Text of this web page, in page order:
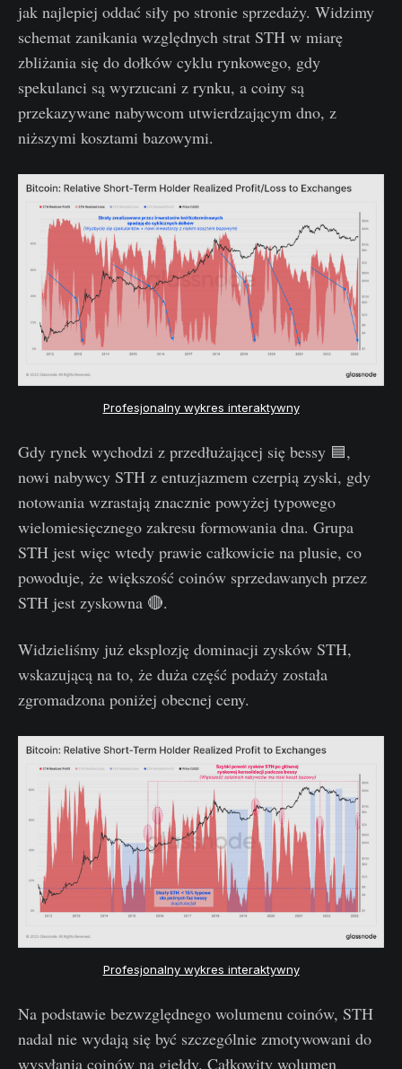
jak najlepiej oddać siły po stronie sprzedaży. Widzimy
schemat zanikania względnych strat STH w miarę
zbliżania się do dołków cyklu rynkowego, gdy
spekulanci są wyrzucani z rynku, a coiny są
przekazywane nabywcom utwierdzającym dno, z
niższymi kosztami bazowymi.
Profesjonalny wykres interaktywny
Gdy rynek wychodzi z przedłużającej się bessy 🟦,
nowi nabywcy STH z entuzjazmem czerpią zyski, gdy
notowania wzrastają znacznie powyżej typowego
wielomiesięcznego zakresu formowania dna. Grupa
STH jest więc wtedy prawie całkowicie na plusie, co
powoduje, że większość coinów sprzedawanych przez
STH jest zyskowna 🔴.
Widzieliśmy już eksplozję dominacji zysków STH,
wskazującą na to, że duża część podaży została
zgromadzona poniżej obecnej ceny.
Profesjonalny wykres interaktywny
Na podstawie bezwzględnego wolumenu coinów, STH
nadal nie wydają się być szczególnie zmotywowani do
wysyłania coinów na giełdy. Całkowity wolumen